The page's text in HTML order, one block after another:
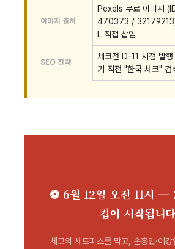
이미지 출처
Pexels 무료 이미지
470373 /
L 직접 삽입
SEO 전략
체코전 D-11 시점 발
기 직전 "한국 체코" 검
⚽ 6월 12일 오전 11시 —
컵이 시작됩니다
체코의 세트피스를 막고, 손흥민·이